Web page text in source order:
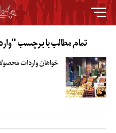
تمام مطالب با برچسب
خواهان واردات